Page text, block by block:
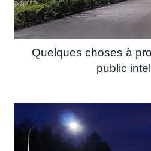
Quelques choses à
public